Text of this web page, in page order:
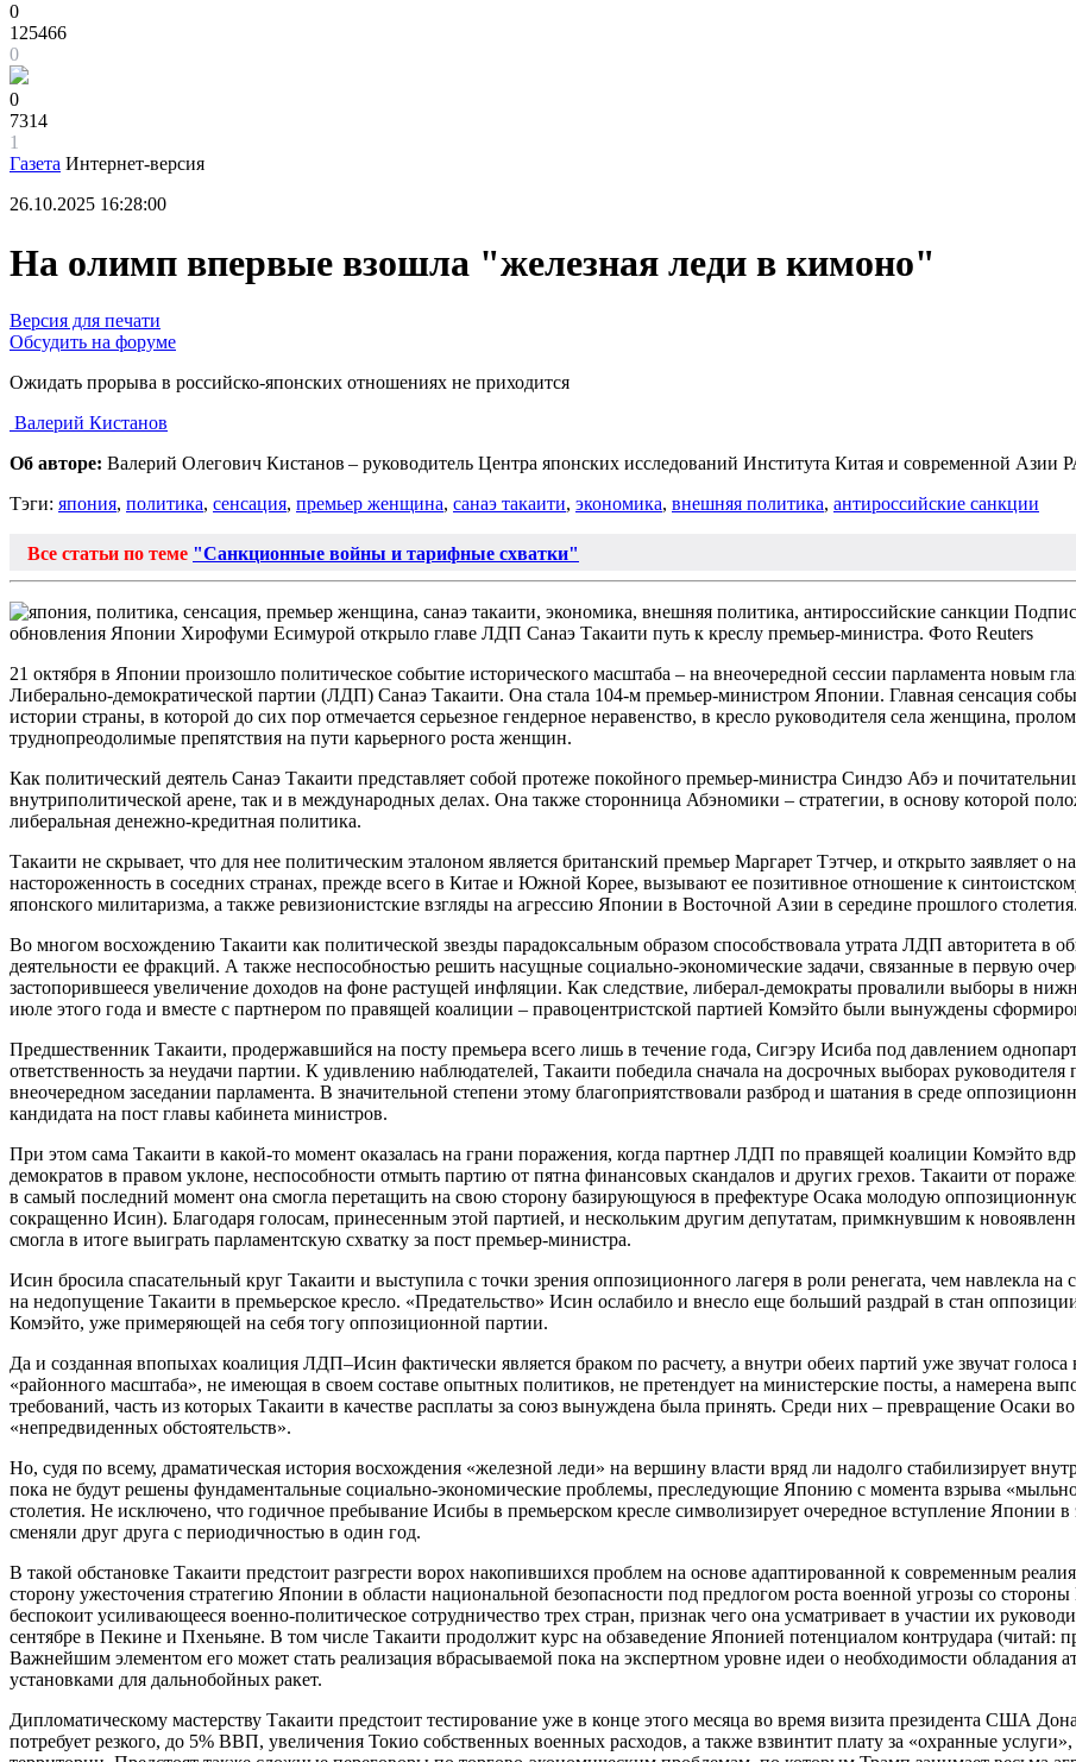
0
125466
0
0
7314
1
Газета Интернет-версия
26.10.2025 16:28:00
На олимп впервые взошла "железная леди в кимоно"
Версия для печати
Обсудить на форуме
Ожидать прорыва в российско-японских отношениях не приходится
Валерий Кистанов
Об авторе: Валерий Олегович Кистанов – руководитель Центра японских исследований Института Китая и современной Азии
Тэги: япония, политика, сенсация, премьер женщина, санаэ такаити, экономика, внешняя политика, антироссийские санкции
Все статьи по теме "Санкционные войны и тарифные схватки"
обновления Японии Хирофуми Есимурой открыло главе ЛДП Санаэ Такаити путь к креслу премьер-министра. Фото Reuters
21 октября в Японии произошло политическое событие исторического масштаба – на внеочередной сессии парламента новым
Либерально-демократической партии (ЛДП) Санаэ Такаити. Она стала 104-м премьер-министром Японии. Главная сенсация
истории страны, в которой до сих пор отмечается серьезное гендерное неравенство, в кресло руководителя села женщина,
труднопреодолимые препятствия на пути карьерного роста женщин.
Как политический деятель Санаэ Такаити представляет собой протеже покойного премьер-министра Синдзо Абэ и
внутриполитической арене, так и в международных делах. Она также сторонница Абэномики – стратегии, в основу которой
либеральная денежно-кредитная политика.
Такаити не скрывает, что для нее политическим эталоном является британский премьер Маргарет Тэтчер, и открыто заявляет о
настороженность в соседних странах, прежде всего в Китае и Южной Корее, вызывают ее позитивное отношение к
японского милитаризма, а также ревизионистские взгляды на агрессию Японии в Восточной Азии в середине прошлого столетия.
Во многом восхождению Такаити как политической звезды парадоксальным образом способствовала утрата ЛДП авторитета в
деятельности ее фракций. А также неспособностью решить насущные социально-экономические задачи, связанные в первую
застопорившееся увеличение доходов на фоне растущей инфляции. Как следствие, либерал-демократы провалили выборы в
июле этого года и вместе с партнером по правящей коалиции – правоцентристской партией Комэйто были вынуждены
Предшественник Такаити, продержавшийся на посту премьера всего лишь в течение года, Сигэру Исиба под давлением
ответственность за неудачи партии. К удивлению наблюдателей, Такаити победила сначала на досрочных выборах
внеочередном заседании парламента. В значительной степени этому благоприятствовали разброд и шатания в среде
кандидата на пост главы кабинета министров.
При этом сама Такаити в какой-то момент оказалась на грани поражения, когда партнер ЛДП по правящей коалиции Комэйто
демократов в правом уклоне, неспособности отмыть партию от пятна финансовых скандалов и других грехов. Такаити от
в самый последний момент она смогла перетащить на свою сторону базирующуюся в префектуре Осака молодую
сокращенно Исин). Благодаря голосам, принесенным этой партией, и нескольким другим депутатам, примкнувшим к
смогла в итоге выиграть парламентскую схватку за пост премьер-министра.
Исин бросила спасательный круг Такаити и выступила с точки зрения оппозиционного лагеря в роли ренегата, чем навлекла
на недопущение Такаити в премьерское кресло. «Предательство» Исин ослабило и внесло еще больший раздрай в стан
Комэйто, уже примеряющей на себя тогу оппозиционной партии.
Да и созданная впопыхах коалиция ЛДП–Исин фактически является браком по расчету, а внутри обеих партий уже звучат
«районного масштаба», не имеющая в своем составе опытных политиков, не претендует на министерские посты, а намерена
требований, часть из которых Такаити в качестве расплаты за союз вынуждена была принять. Среди них – превращение Осаки
«непредвиденных обстоятельств».
Но, судя по всему, драматическая история восхождения «железной леди» на вершину власти вряд ли надолго стабилизирует
пока не будут решены фундаментальные социально-экономические проблемы, преследующие Японию с момента взрыва
столетия. Не исключено, что годичное пребывание Исибы в премьерском кресле символизирует очередное вступление Японии
сменяли друг друга с периодичностью в один год.
В такой обстановке Такаити предстоит разгрести ворох накопившихся проблем на основе адаптированной к современным
сторону ужесточения стратегию Японии в области национальной безопасности под предлогом роста военной угрозы со
беспокоит усиливающееся военно-политическое сотрудничество трех стран, признак чего она усматривает в участии их
сентябре в Пекине и Пхеньяне. В том числе Такаити продолжит курс на обзаведение Японией потенциалом контрудара (читай:
Важнейшим элементом его может стать реализация вбрасываемой пока на экспертном уровне идеи о необходимости
установками для дальнобойных ракет.
Дипломатическому мастерству Такаити предстоит тестирование уже в конце этого месяца во время визита президента США
потребует резкого, до 5% ВВП, увеличения Токио собственных военных расходов, а также взвинтит плату за «охранные